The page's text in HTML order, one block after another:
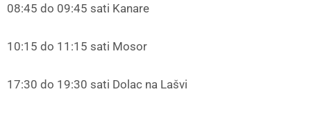
08:45 do 09:45 sati Kanare
10:15 do 11:15 sati Mosor
17:30 do 19:30 sati Dolac na Lašvi